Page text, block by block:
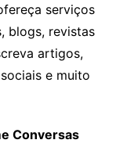
serviços
blogs, revistas
artigos,
e muito
Conversas